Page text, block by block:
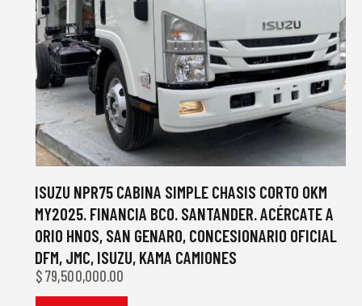
ISUZU NPR75 CABINA SIMPLE CHASIS CORTO 0KM
MY2025. FINANCIA BCO. SANTANDER. ACÉRCATE A
ORIO HNOS, SAN GENARO, CONCESIONARIO OFICIAL
DFM, JMC, ISUZU, KAMA CAMIONES
$79,500,000.00